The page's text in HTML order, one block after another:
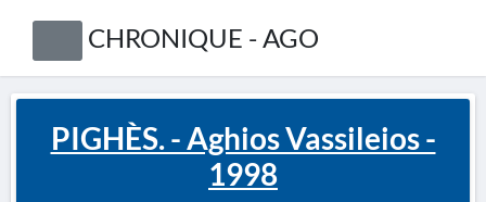
CHRONIQUE - AGO
PIGHÈS. - Aghios Vassileios -
1998